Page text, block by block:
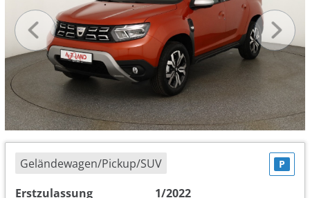
Geländewagen/Pickup/SUV P
Erstzulassung
1/2022